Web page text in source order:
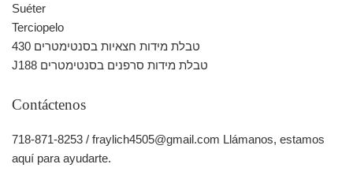
Suéter
Terciopelo
430 טבלת מידות חצאיות בסנטימטרים
J188 טבלת מידות סרפנים בסנטימטרים
Contáctenos
718-871-8253 / fraylich4505@gmail.com Llámanos, estamos
aquí para ayudarte.